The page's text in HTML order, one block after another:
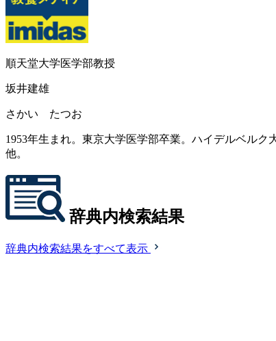
順天堂大学医学部教授
坂井建雄
さかい たつお
1953年生まれ。東京大学医学部卒業。ハイデルベル
他。
辞典内検索結果
辞典内検索結果をすべて表示